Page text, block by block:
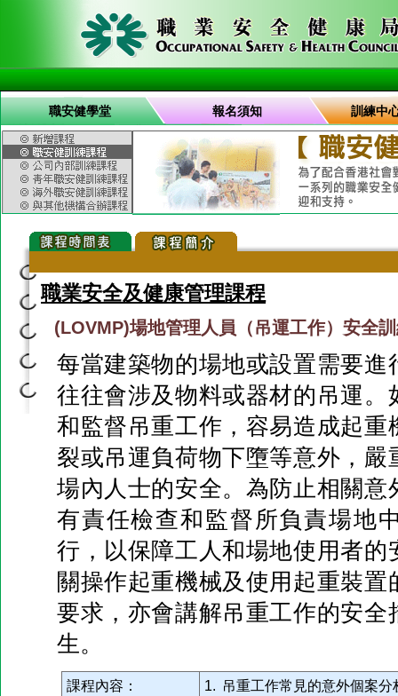
職安健學堂 報名須知 訓練中
職業安全及健康管理課程
(LOVMP)場地管理人員（吊運工作）安全
每當建築物的場地或設置需要進
往往會涉及物料或器材的吊運。
和監督吊重工作，容易造成起重
裂或吊運負荷物下墮等意外，嚴
場內人士的安全。為防止相關意
有責任檢查和監督所負責場地
行，以保障工人和場地使用者的
關操作起重機械及使用起重裝
要求，亦會講解吊重工作的安全
生。
課程內容：
1. 吊重工作常見的意外個案分